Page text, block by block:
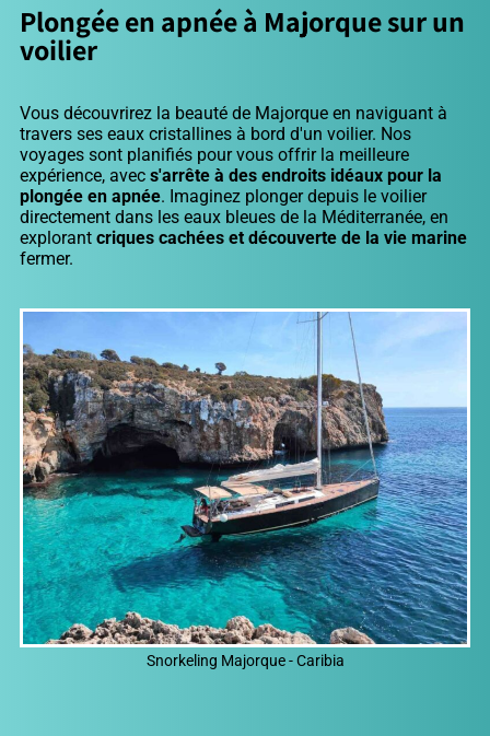
Plongée en apnée à Majorque sur un
voilier
Vous découvrirez la beauté de Majorque en naviguant à
travers ses eaux cristallines à bord d'un voilier. Nos
voyages sont planifiés pour vous offrir la meilleure
expérience, avec s'arrête à des endroits idéaux pour la
plongée en apnée. Imaginez plonger depuis le voilier
directement dans les eaux bleues de la Méditerranée, en
explorant criques cachées et découverte de la vie marine
fermer.
Snorkeling Majorque - Caribia